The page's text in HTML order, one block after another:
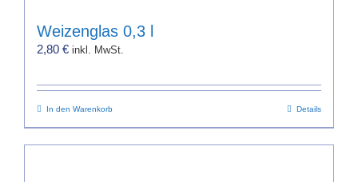
Weizenglas 0,3 l
2,80 € inkl. MwSt.
In den Warenkorb Details